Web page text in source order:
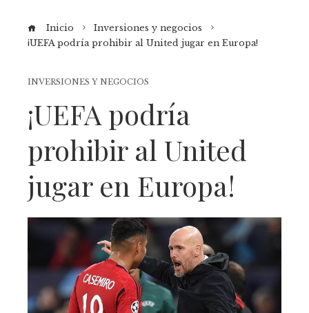
Inicio
Inversiones y negocios
¡UEFA podría prohibir al United jugar en Europa!
INVERSIONES Y NEGOCIOS
¡UEFA podría
prohibir al United
jugar en Europa!